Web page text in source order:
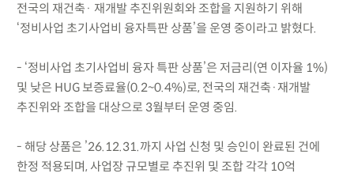
전국의 재건축· 재개발 추진위원회와 조합을 지원하기 위해
‘정비사업 초기사업비 융자특판 상품’을 운영 중이라고 밝혔다.
- ‘정비사업 초기사업비 융자 특판 상품’은 저금리(연 이자율 1%)
및 낮은 HUG 보증료율(0.2~0.4%)로, 전국의 재건축·재개발
추진위와 조합을 대상으로 3월부터 운영 중임.
- 해당 상품은 ’26.12.31.까지 사업 신청 및 승인이 완료된 건에
한정 적용되며, 사업장 규모별로 추진위 및 조합 각각 10억